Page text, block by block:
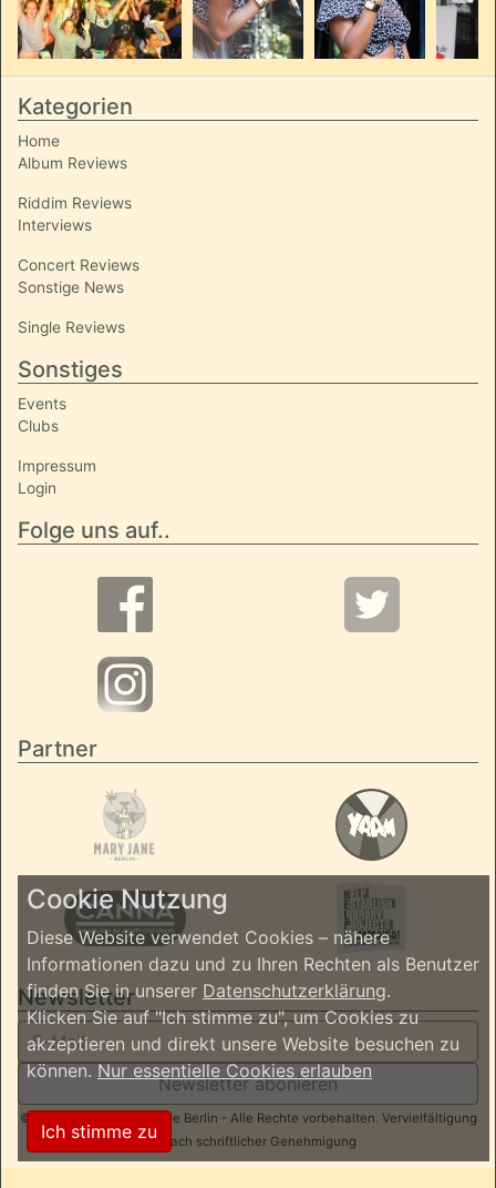
Kategorien
Home
Album Reviews
Riddim Reviews
Interviews
Concert Reviews
Sonstige News
Single Reviews
Sonstiges
Events
Clubs
Impressum
Login
Folge uns auf..
Partner
Newsletter
Newsletter abonieren
© 2026 ReggaeInBerlin.de Berlin - Alle Rechte vorbehalten. Vervielfältigung
nur nach schriftlicher Genehmigung
Cookie Nutzung
Diese Website verwendet Cookies – nähere
Informationen dazu und zu Ihren Rechten als Benutzer
finden Sie in unserer Datenschutzerklärung.
Klicken Sie auf "Ich stimme zu", um Cookies zu
akzeptieren und direkt unsere Website besuchen zu
können.Nur essentielle Cookies erlauben
Ich stimme zu